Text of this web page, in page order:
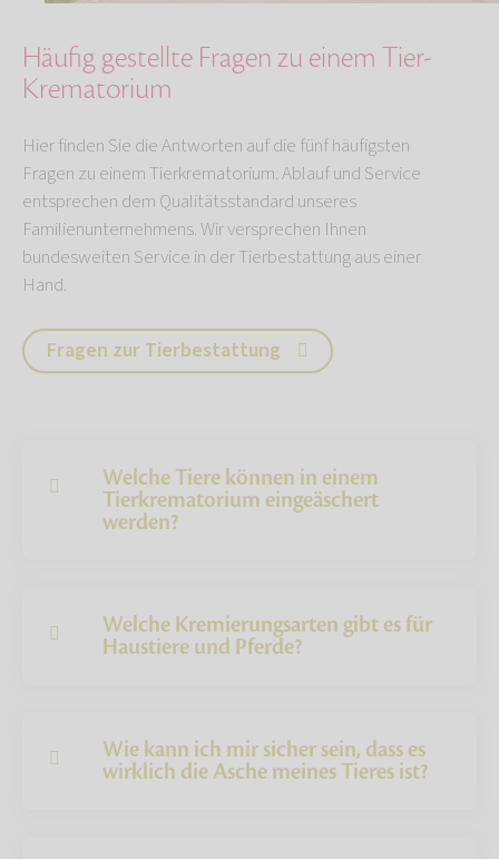
Häufig gestellte Fragen zu einem Tier-
Krematorium
Hier finden Sie die Antworten auf die fünf häufigsten
Fragen zu einem Tierkrematorium. Ablauf und Service
entsprechen dem Qualitätsstandard unseres
Familienunternehmens. Wir versprechen Ihnen
bundesweiten Service in der Tierbestattung aus einer
Hand.
Fragen zur Tierbestattung
Welche Tiere können in einem
Tierkrematorium eingeäschert
werden?
Welche Kremierungsarten gibt es für
Haustiere und Pferde?
Wie kann ich mir sicher sein, dass es
wirklich die Asche meines Tieres ist?